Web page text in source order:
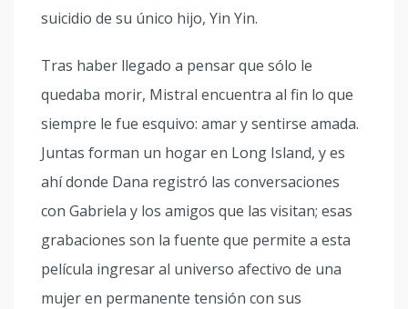
suicidio de su único hijo, Yin Yin.
Tras haber llegado a pensar que sólo le
quedaba morir, Mistral encuentra al fin lo que
siempre le fue esquivo: amar y sentirse amada.
Juntas forman un hogar en Long Island, y es
ahí donde Dana registró las conversaciones
con Gabriela y los amigos que las visitan; esas
grabaciones son la fuente que permite a esta
película ingresar al universo afectivo de una
mujer en permanente tensión con sus